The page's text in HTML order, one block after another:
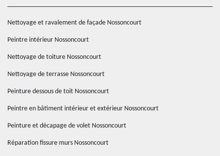
Nettoyage et ravalement de façade Nossoncourt
Peintre intérieur Nossoncourt
Nettoyage de toiture Nossoncourt
Nettoyage de terrasse Nossoncourt
Peinture dessous de toit Nossoncourt
Peintre en bâtiment intérieur et extérieur Nossoncourt
Peinture et décapage de volet Nossoncourt
Réparation fissure murs Nossoncourt